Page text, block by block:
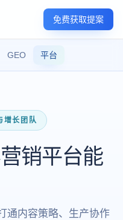
免费获取提案
GEO 平台
增长团队
销平台能
通内容策略、生产协作